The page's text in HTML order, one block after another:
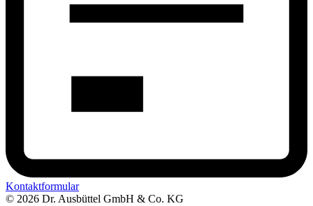
Kontaktformular
© 2026 Dr. Ausbüttel GmbH & Co. KG